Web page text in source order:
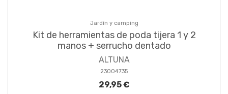
Jardín y camping
Kit de herramientas de poda tijera 1 y 2
manos + serrucho dentado
ALTUNA
23004735
29,95 €